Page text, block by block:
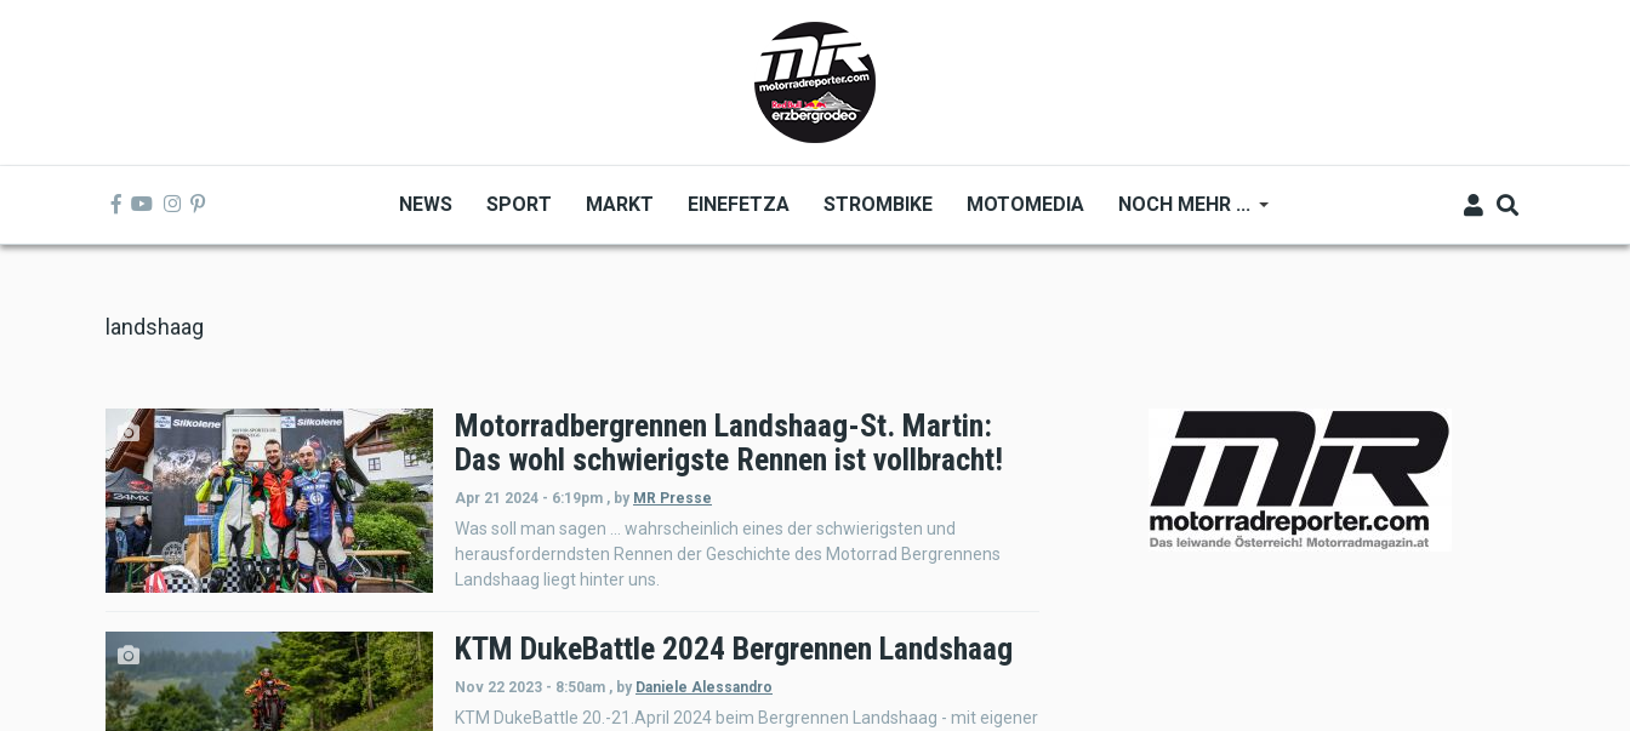
NEWS SPORT MARKT EINEFETZA STROMBIKE MOTOMEDIA NOCH MEHR ...
landshaag
Motorradbergrennen Landshaag-St. Martin:
Das wohl schwierigste Rennen ist vollbracht!
Apr 21 2024 - 6:19pm , by MR Presse
Was soll man sagen … wahrscheinlich eines der schwierigsten und
herausforderndsten Rennen der Geschichte des Motorrad Bergrennens
Landshaag liegt hinter uns.
KTM DukeBattle 2024 Bergrennen Landshaag
Nov 22 2023 - 8:50am , by Daniele Alessandro
KTM DukeBattle 20.-21.April 2024 beim Bergrennen Landshaag - mit eigener